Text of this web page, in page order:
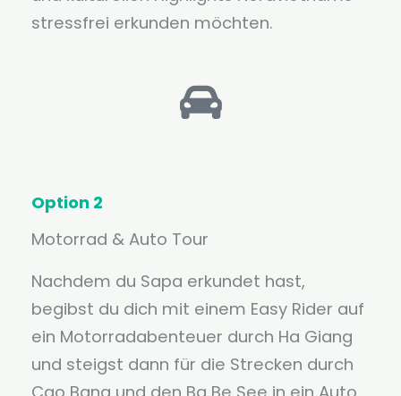
stressfrei erkunden möchten.
Option 2
Motorrad & Auto Tour
Nachdem du Sapa erkundet hast,
begibst du dich mit einem Easy Rider auf
ein Motorradabenteuer durch Ha Giang
und steigst dann für die Strecken durch